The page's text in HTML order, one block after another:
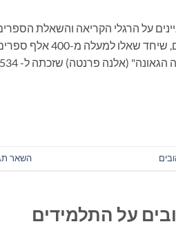
על הרגלי הקריאה והשאלת
של תושבי העיר. ב- 22 ספריות העיר רשומים למעלה מ-36 אלף קוראים פעילים, שיחד שאלו למעלה
נכון לשנת 2016, הספר המושאל ביותר בקרב תושבי תל-אביב-יפו היה "החברה הגאונה" (אלנה פרנטה) שזכתה ל- 534
השאר
על התלמידים